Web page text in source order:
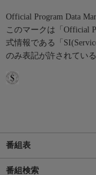
Official Program Data
このマークは「Official
式情報である「
のみ表記が許されてい
番組表
番組検索